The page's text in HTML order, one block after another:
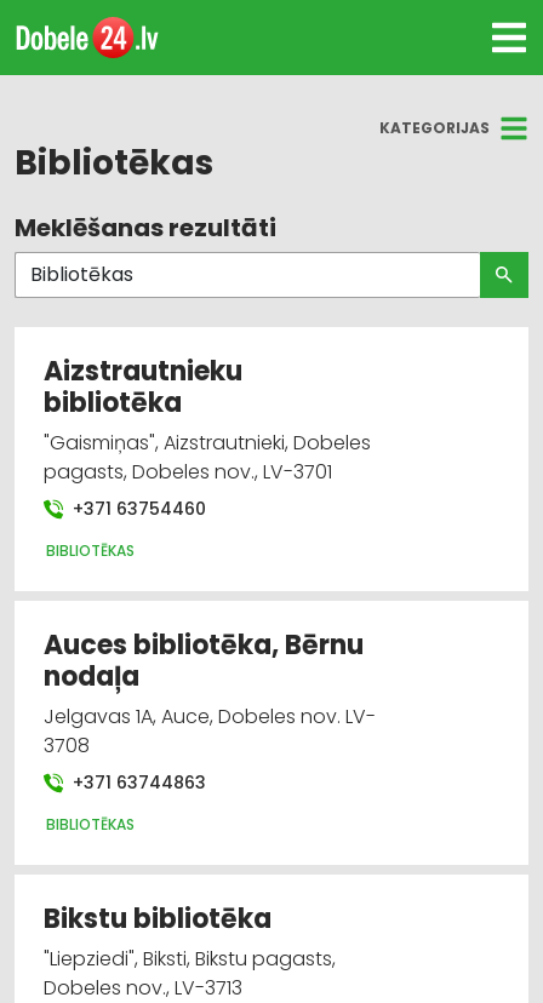
KATEGORIJAS
Bibliotēkas
Visas nozares
Bibliotēkas
Meklēšanas rezultāti
Aizstrautnieku
bibliotēka
"Gaismiņas", Aizstrautnieki, Dobeles
pagasts, Dobeles nov., LV-3701
+371 63754460
BIBLIOTĒKAS
Auces bibliotēka, Bērnu
nodaļa
Jelgavas 1A, Auce, Dobeles nov. LV-
3708
+371 63744863
BIBLIOTĒKAS
Bikstu bibliotēka
"Liepziedi", Biksti, Bikstu pagasts,
Dobeles nov., LV-3713